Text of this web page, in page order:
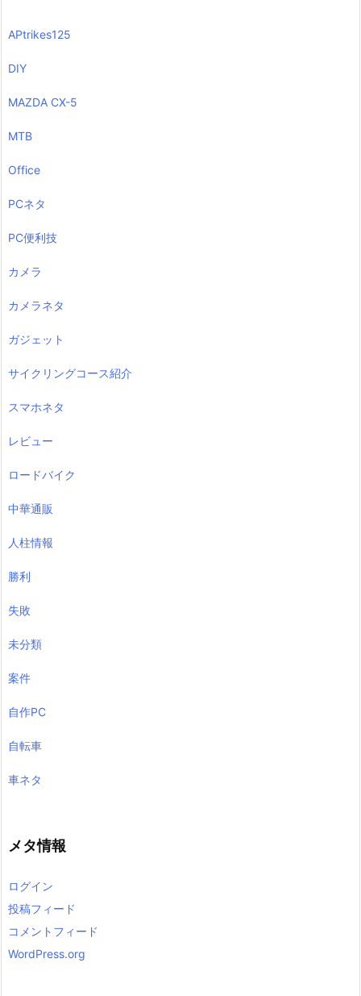
APtrikes125
DIY
MAZDA CX-5
MTB
Office
PCネタ
PC便利技
カメラ
カメラネタ
ガジェット
サイクリングコース紹介
スマホネタ
レビュー
ロードバイク
中華通販
人柱情報
勝利
失敗
未分類
案件
自作PC
自転車
車ネタ
メタ情報
ログイン
投稿フィード
コメントフィード
WordPress.org